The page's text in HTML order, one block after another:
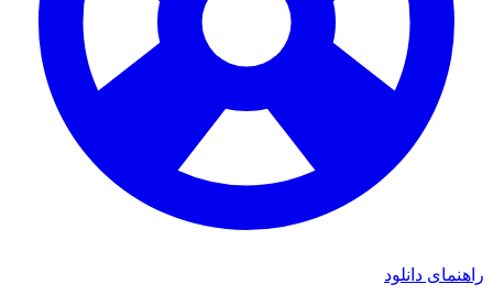
راهنمای دانلود